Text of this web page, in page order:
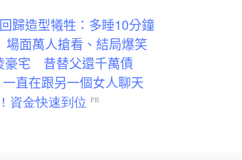
歸造型犧牲：多睡10分鐘
面萬人搶看、結局爆笑
豪宅 昔替父還千萬債
直在跟另一個女人聊天